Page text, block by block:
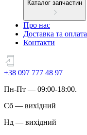
Каталог запчастин
Про нас
Доставка та оплата
Контакти
+38 097 777 48 97
Пн-Пт — 09:00-18:00.
Сб — вихідний
Нд — вихідний